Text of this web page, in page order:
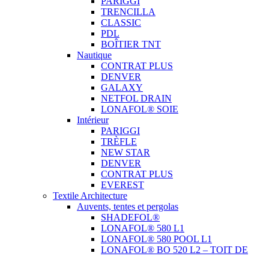
TRENCILLA
CLASSIC
PDL
BOÎTIER TNT
Nautique
CONTRAT PLUS
DENVER
GALAXY
NETFOL DRAIN
LONAFOL® SOIE
Intérieur
PARIGGI
TRÈFLE
NEW STAR
DENVER
CONTRAT PLUS
EVEREST
Textile Architecture
Auvents, tentes et pergolas
SHADEFOL®
LONAFOL® 580 L1
LONAFOL® 580 POOL L1
LONAFOL® BO 520 L2 – TOIT DE